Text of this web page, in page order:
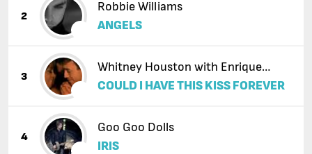
2
Robbie Williams
ANGELS
3
Whitney Houston with Enrique
Iglesias
COULD I HAVE THIS KISS FOREVER
4
Goo Goo Dolls
IRIS